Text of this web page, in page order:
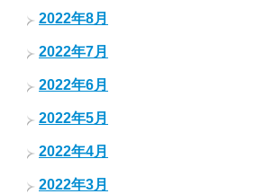
2022年8月
2022年7月
2022年6月
2022年5月
2022年4月
2022年3月